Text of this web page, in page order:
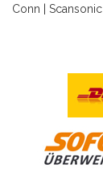
Conn
Scansonic